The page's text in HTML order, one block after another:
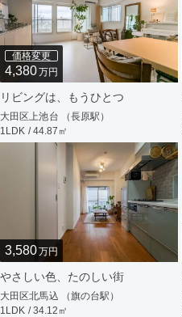
価格変更
4,380万円
リビングは、もうひとつ
大田区上池台 （長原駅）
1LDK / 44.87㎡
3,580万円
やさしい色、たのしい街
大田区北馬込 （旗の台駅）
1LDK / 34.12㎡